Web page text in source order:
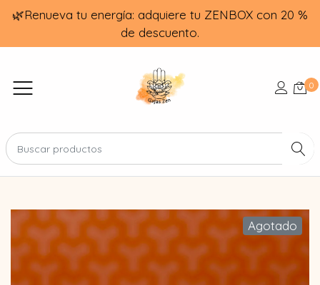
🌿Renueva tu energía: adquiere tu ZENBOX con 20 %
de descuento.
0
Agotado